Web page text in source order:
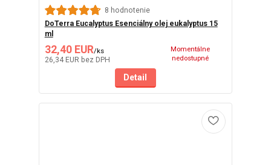
8 hodnotenie
DoTerra Eucalyptus Esenciálny olej eukalyptus 15
ml
32,40 EUR/ks
26,34 EUR bez DPH
Momentálne
nedostupné
Detail